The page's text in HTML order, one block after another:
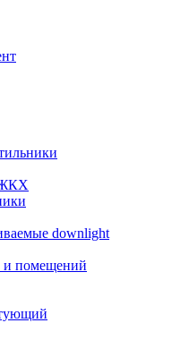
ЖКХ
downlight
и помещений